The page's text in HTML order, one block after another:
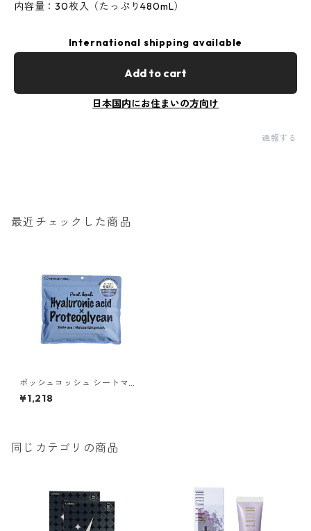
内容量：30枚入（たっぷり480mL）
International shipping available
Add to cart
日本国内にお住まいの方向け
通報する
最近チェックした商品
ポッシュコッシュ シートマス
ク モイスチャライジング
¥1,218
同じカテゴリの商品